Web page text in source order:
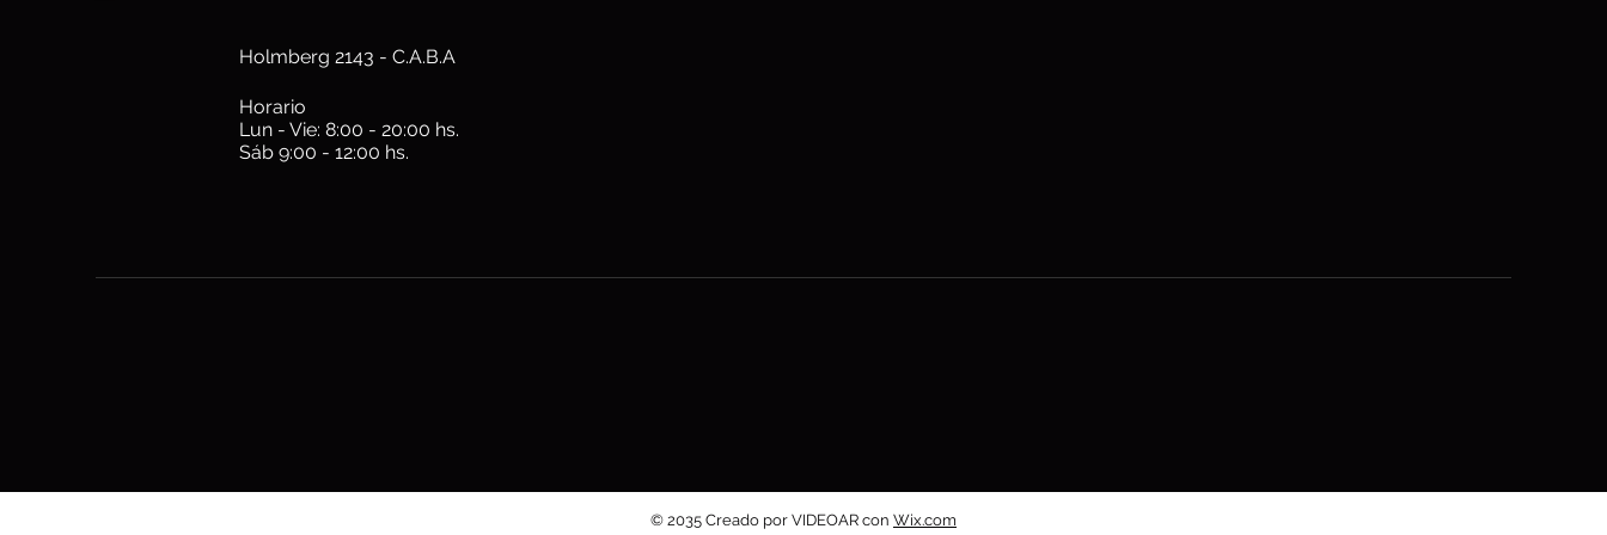
Holmberg 2143 - C.A.B.A
Horario
Lun - Vie: 8:00 - 20:00 hs.
Sáb 9:00 - 12:00 hs.
© 2035 Creado por VIDEOAR con Wix.com